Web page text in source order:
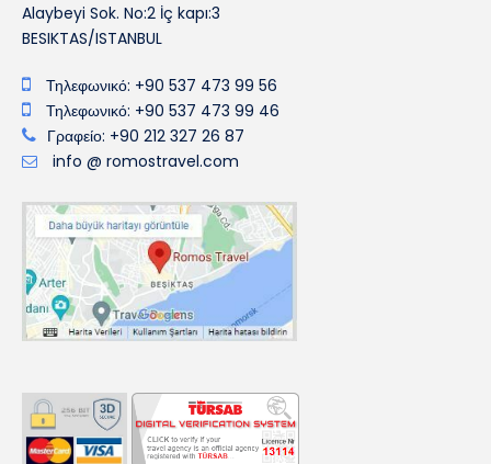
Alaybeyi Sok. No:2 İç kapı:3
BESIKTAS/ISTANBUL
Τηλεφωνικό: +90 537 473 99 56
Τηλεφωνικό: +90 537 473 99 46
Γραφείο: +90 212 327 26 87
info @ romostravel.com